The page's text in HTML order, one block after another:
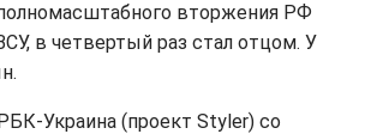
вторжения РФ
в четвертый раз стал отцом. У
Украина (проект Styler) со